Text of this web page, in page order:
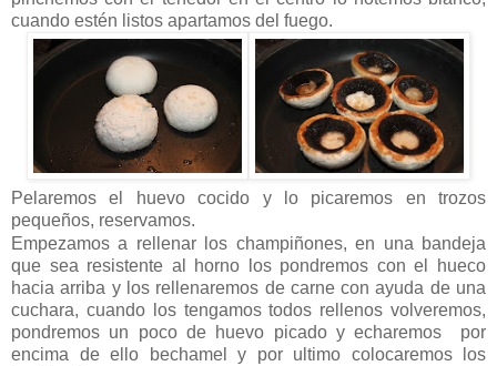
cuando estén listos apartamos del fuego.
Pelaremos el huevo cocido y lo picaremos en trozos
pequeños, reservamos.
Empezamos a rellenar los champiñones, en una bandeja
que sea resistente al horno los pondremos con el hueco
hacia arriba y los rellenaremos de carne con ayuda de una
cuchara, cuando los tengamos todos rellenos volveremos,
pondremos un poco de huevo picado y echaremos por
encima de ello bechamel y por ultimo colocaremos los